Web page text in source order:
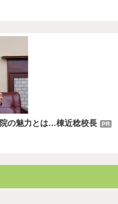
の魅力とは…棟近稔校長 PR